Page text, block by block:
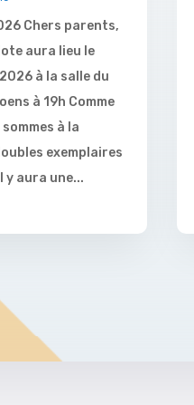
Chers parents,
aura lieu le
à la salle du
à 19h Comme
à la
exemplaires
y aura une...